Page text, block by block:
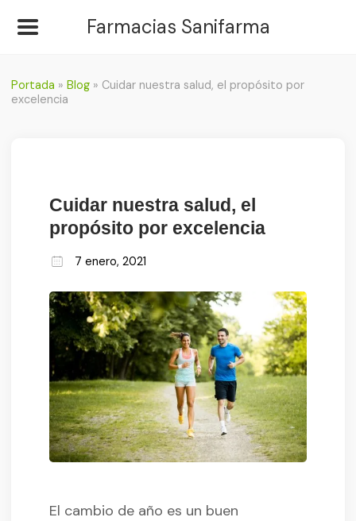
Farmacias Sanifarma
Portada »Blog » Cuidar nuestra salud, el propósito por
excelencia
Cuidar nuestra salud, el
propósito por excelencia
7 enero, 2021
El cambio de año es un buen